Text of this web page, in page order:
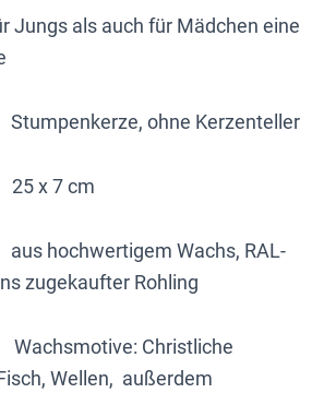
Jungs als auch für Mädchen eine
ohne Kerzenteller
7 cm
Wachs, RAL-
zugekaufter Rohling
Christliche
Wellen, außerdem